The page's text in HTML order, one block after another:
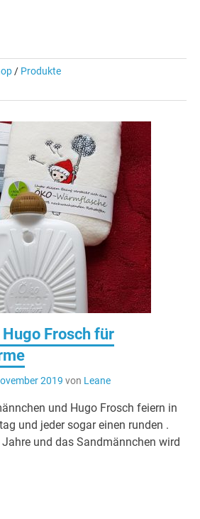
/ Produkte
Frosch für
2019 von Leane
und Hugo Frosch feiern in
und jeder sogar einen runden .
und das Sandmännchen wird